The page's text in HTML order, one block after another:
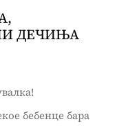
ДЕЧИЊА
бебенце бара